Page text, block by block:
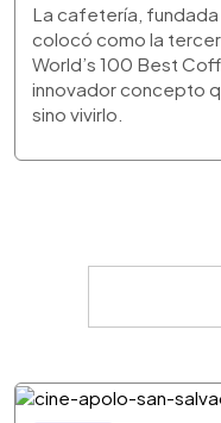
La cafetería,
colocó como la
World’s 100 Best
innovador concepto
sino vivirlo.